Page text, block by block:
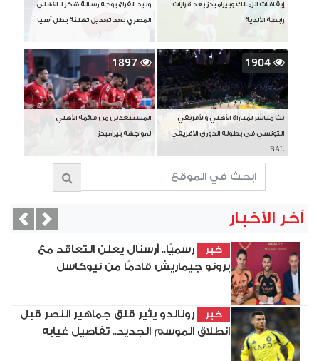
إيقافات الزمالك وبيراميدز بعد قرارات
رابطة الأندية
وليد الفراج يوجه رسالة شكر لـ الأهلي
المصري بعد تعديل تهنئة بطل آسيا
1904
بث مباشر لمباراة الأهلي والأفريقي
التونسي في بطولة الدوري الأفريقي
BAL
1897
المستبعدين من قائمة الأهلي
لمواجهة بيراميدز
آخر الأخبار
خبر
رسميًا.. أرسنال يعلن التعاقد مع
برونو جيماريش قادمًا من نيوكاسل
خبر
رونالدو يثير قلق جماهير النصر قبل
انطلاق الموسم الجديد.. تفاصيل غيابه
Next